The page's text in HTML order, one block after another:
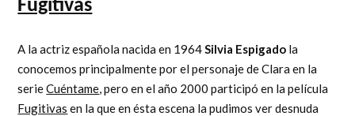
Fugitivas
A la actriz española nacida en 1964Silvia Espigado la
conocemos principalmente por el personaje de Clara en la
serieCuéntame, pero en el año 2000 participó en la película
Fugitivas en la que en ésta escena la pudimos ver desnuda